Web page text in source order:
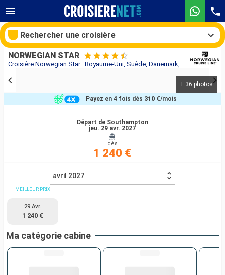
Croisière Norwegian Star : Royaume-Uni, Suède, Danemark, Allemagne, Pays-Bas, Belgique, France au départ de Southampton
NORWEGIAN STAR
+ 36 photos
Départ de Southampton
jeu. 29 avr. 2027
dès
1 240 €
Payez en 4 fois dès 310 €/mois
avril 2027
MEILLEUR PRIX
29 Avr.
1 240 €
Ma catégorie cabine
Rechercher une croisière
Rechercher